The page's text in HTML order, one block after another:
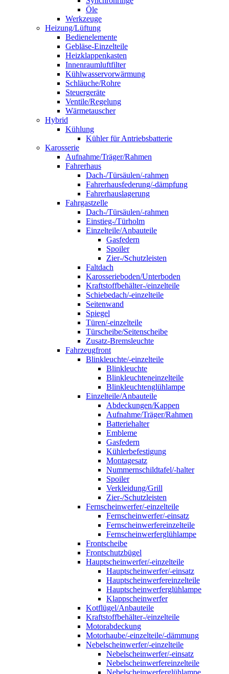
Öle
Werkzeuge
Heizung/Lüftung
Bedienelemente
Gebläse-Einzelteile
Heizklappenkasten
Innenraumluftfilter
Kühlwasservorwärmung
Schläuche/Rohre
Steuergeräte
Ventile/Regelung
Wärmetauscher
Hybrid
Kühlung
Kühler für Antriebsbatterie
Karosserie
Aufnahme/Träger/Rahmen
Fahrerhaus
Dach-/Türsäulen/-rahmen
Fahrerhausfederung/-dämpfung
Fahrerhauslagerung
Fahrgastzelle
Dach-/Türsäulen/-rahmen
Einstieg-/Türholm
Einzelteile/Anbauteile
Gasfedern
Spoiler
Zier-/Schutzleisten
Faltdach
Karosserieboden/Unterboden
Kraftstoffbehälter-/einzelteile
Schiebedach/-einzelteile
Seitenwand
Spiegel
Türen/-einzelteile
Türscheibe/Seitenscheibe
Zusatz-Bremsleuchte
Fahrzeugfront
Blinkleuchte/-einzelteile
Blinkleuchte
Blinkleuchteneinzelteile
Blinkleuchtenglühlampe
Einzelteile/Anbauteile
Abdeckungen/Kappen
Aufnahme/Träger/Rahmen
Batteriehalter
Embleme
Gasfedern
Kühlerbefestigung
Montagesatz
Nummernschildtafel/-halter
Spoiler
Verkleidung/Grill
Zier-/Schutzleisten
Fernscheinwerfer/-einzelteile
Fernscheinwerfer/-einsatz
Fernscheinwerfereinzelteile
Fernscheinwerferglühlampe
Frontscheibe
Frontschutzbügel
Hauptscheinwerfer/-einzelteile
Hauptscheinwerfer/-einsatz
Hauptscheinwerfereinzelteile
Hauptscheinwerferglühlampe
Klappscheinwerfer
Kotflügel/Anbauteile
Kraftstoffbehälter-/einzelteile
Motorabdeckung
Motorhaube/-einzelteile/-dämmung
Nebelscheinwerfer/-einzelteile
Nebelscheinwerfer/-einsatz
Nebelscheinwerfereinzelteile
Nebelscheinwerferglühlampe